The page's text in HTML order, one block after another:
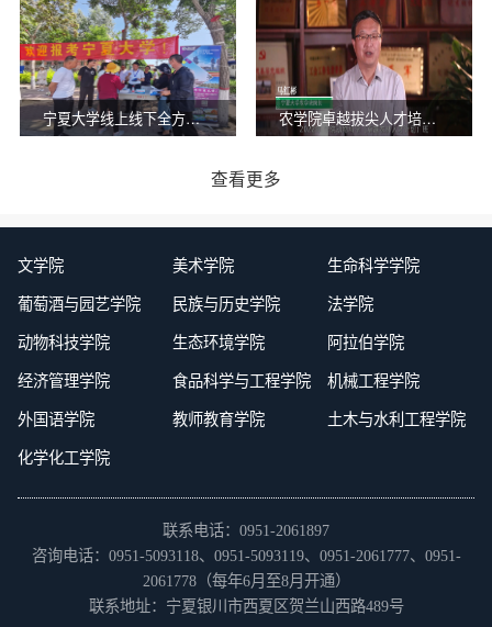
宁夏大学线上线下全方位开展招生宣传咨询服务工作 农学院卓越拔尖人才培养计划招生宣讲会
查看更多
文学院 美术学院 生命科学学院
葡萄酒与园艺学院 民族与历史学院 法学院
动物科技学院 生态环境学院 阿拉伯学院
经济管理学院 食品科学与工程学院 机械工程学院
外国语学院 教师教育学院 土木与水利工程学院
化学化工学院
联系电话：0951-2061897
咨询电话：0951-5093118、0951-5093119、0951-2061777、0951-
2061778（每年6月至8月开通）
联系地址：宁夏银川市西夏区贺兰山西路489号